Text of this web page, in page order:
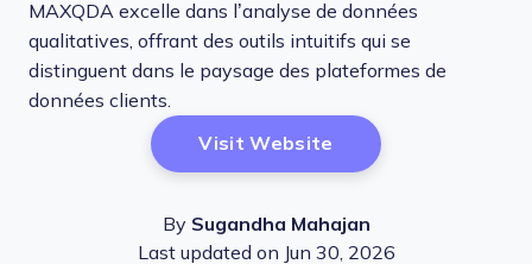
MAXQDA excelle dans l’analyse de données
qualitatives, offrant des outils intuitifs qui se
distinguent dans le paysage des plateformes de
données clients.
Visit Website Opens New Window
By Sugandha Mahajan
Last updated on Jun 30, 2026